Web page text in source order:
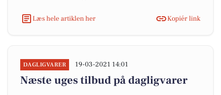
Læs hele artiklen her Kopiér link
DAGLIGVARER 19-03-2021 14:01
Næste uges tilbud på dagligvarer